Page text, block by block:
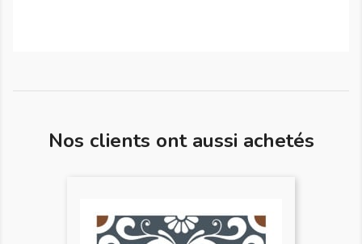
Nos clients ont aussi achetés